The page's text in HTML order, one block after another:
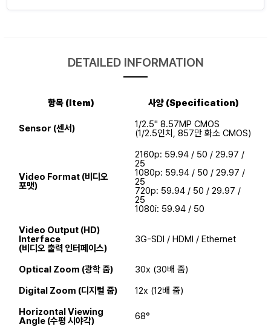
DETAILED INFORMATION
항목 (Item) 사양 (Specification)
Sensor (센서)
1/2.5" 8.57MP CMOS
(1/2.5인치, 857만 화소 CMOS)
Video Format (비디오
포맷)
2160p: 59.94 / 50 / 29.97 /
25
1080p: 59.94 / 50 / 29.97 /
25
720p: 59.94 / 50 / 29.97 /
25
1080i: 59.94 / 50
Video Output (HD)
Interface
(비디오 출력 인터페이스)
3G-SDI / HDMI / Ethernet
Optical Zoom (광학 줌)
30x (30배 줌)
Digital Zoom (디지털 줌)
12x (12배 줌)
Horizontal Viewing
Angle (수평 시야각)
68°